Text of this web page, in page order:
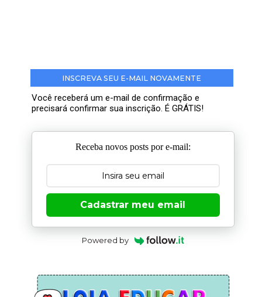
INSCREVA SEU E-MAIL NOVAMENTE
Você receberá um e-mail de confirmação e
precisará confirmar sua inscrição. É GRÁTIS!
Receba novos posts por e-mail:
Cadastrar meu email
Powered by